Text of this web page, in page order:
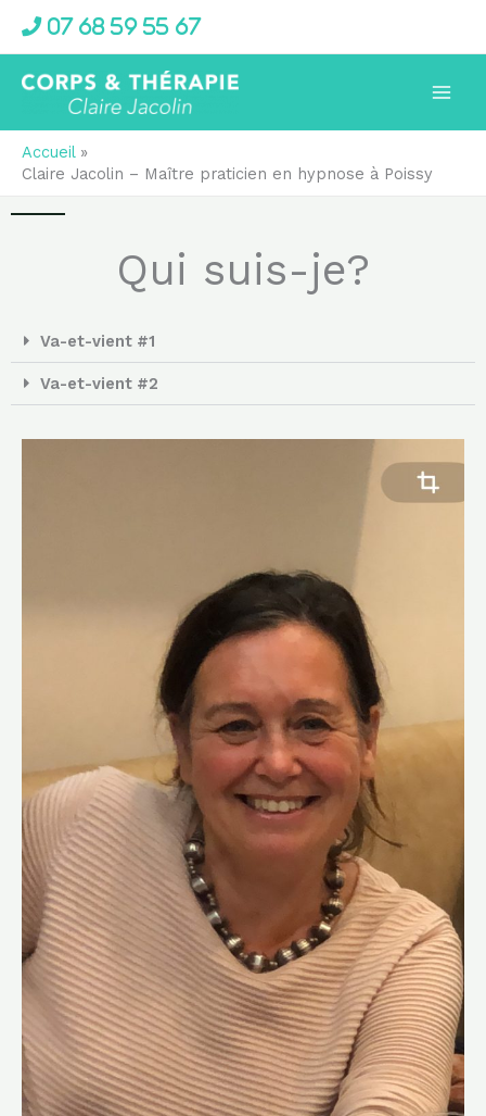
contenu
07 68 59 55 67
Accueil
Claire Jacolin – Maître praticien en hypnose à Poissy
Qui suis-je?
Va-et-vient #1
Va-et-vient #2